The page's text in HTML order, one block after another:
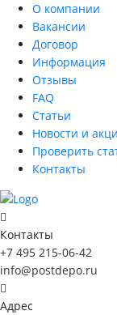
О компании
Вакансии
Договор
Информация
Отзывы
FAQ
Статьи
Новости и
Проверить
Контакты
Контакты
+7 495 215-06-42
info@postdepo.ru
Адрес